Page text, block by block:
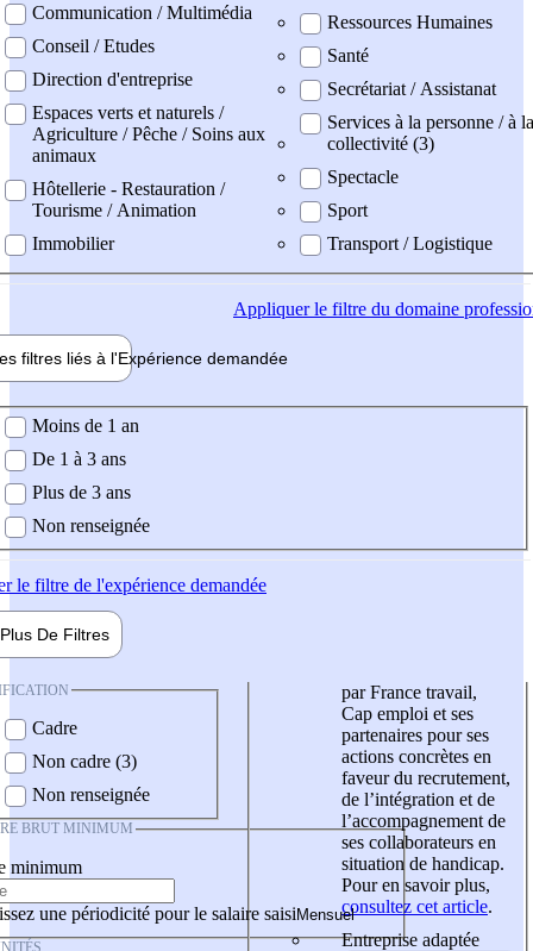
Communication / Multimédia
Conseil / Etudes
Direction d'entreprise
Espaces verts et naturels /
Agriculture / Pêche / Soins aux
animaux
Hôtellerie - Restauration /
Tourisme / Animation
Immobilier
Ressources Humaines
Santé
Secrétariat / Assistanat
Services à la personne / à la
collectivité (3)
Spectacle
Sport
Transport / Logistique
Appliquerle filtre du domaine
filtres liés à l'Expérience demandée
demandée
Moins de 1 an
De 1 à 3 ans
Plus de 3 ans
Non renseignée
le filtre de l'expérience demandée
Plus De Filtres
Cadre
Non cadre (3)
Non renseignée
BRUT MINIMUM
minimum
une périodicité pour le salaire saisi
par France travail,
Cap emploi et ses
partenaires pour ses
actions concrètes en
faveur du recrutement,
de l’intégration et de
l’accompagnement de
ses collaborateurs en
situation de handicap.
Pour en savoir plus,
consultez cet article.
Entreprise adaptée